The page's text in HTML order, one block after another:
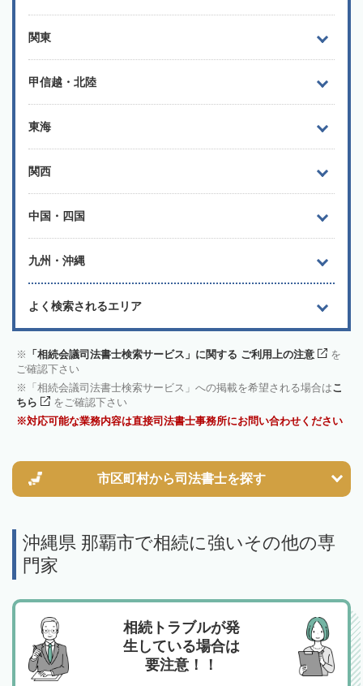
関東
甲信越・北陸
東海
関西
中国・四国
九州・沖縄
よく検索されるエリア
「相続会議司法書士検索サービス」に関する ご利用上の注意
を
ご確認下さい
「相続会議司法書士検索サービス」への掲載を希望される場合はこ
ちら
をご確認下さい
対応可能な業務内容は直接司法書士事務所にお問い合わせください
市区町村から司法書士を探す
沖縄県 那覇市で相続に強いその他の専
門家
相続トラブルが発
生している場合は
要注意！！